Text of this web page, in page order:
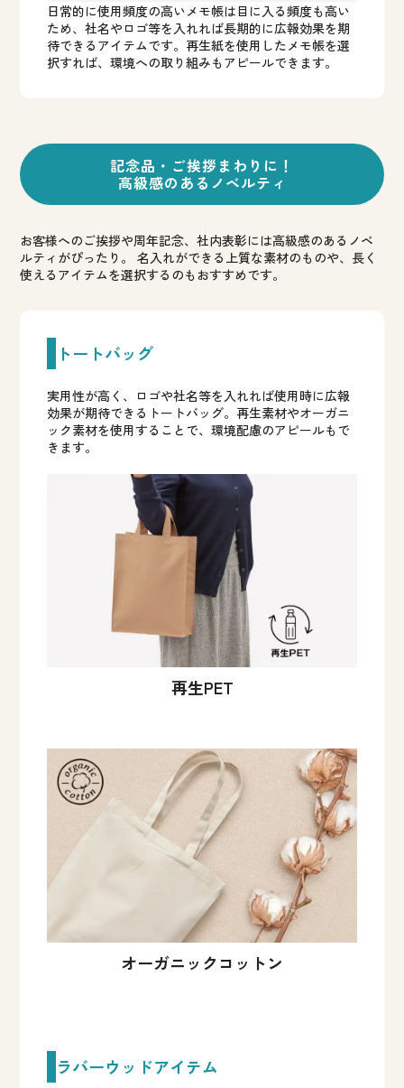
日常的に使用頻度の高いメモ帳は目に入る頻度も高い
ため、社名やロゴ等を入れれば長期的に広報効果を期
待できるアイテムです。再生紙を使用したメモ帳を選
択すれば、環境への取り組みもアピールできます。
記念品・ご挨拶まわりに！
高級感のあるノベルティ
お客様へのご挨拶や周年記念、社内表彰には高級感のあるノベ
ルティがぴったり。
名入れができる上質な素材のものや、長く
使えるアイテムを選択するのもおすすめです。
トートバッグ
実用性が高く、ロゴや社名等を入れれば使用時に広報
効果が期待できるトートバッグ。再生素材やオーガニ
ック素材を使用することで、環境配慮のアピールもで
きます。
再生PET
オーガニックコットン
ラバーウッドアイテム